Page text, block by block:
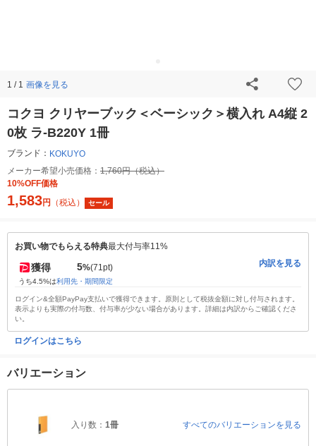
1 / 1 画像を見る
コクヨ クリヤーブック＜ベーシック＞横入れ A4縦 2
0枚 ラ-B220Y 1冊
ブランド： KOKUYO
メーカー希望小売価格： 1,760円（税込）
10%OFF価格
1,583円 （税込） セール
お買い物でもらえる特典最大付与率11%
獲得 5%(71pt)
うち4.5%は利用先・期間限定
内訳を見る
ログイン&全額PayPay支払いで獲得できます。原則として税抜金額に対し付与されます。
表示よりも実際の付与数、付与率が少ない場合があります。詳細は内訳からご確認くださ
い。
ログインはこちら
バリエーション
入り数： 1冊 すべてのバリエーションを見る